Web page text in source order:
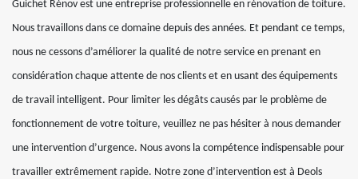
Guichet Rénov est une entreprise professionnelle en rénovation de toiture.
Nous travaillons dans ce domaine depuis des années. Et pendant ce temps,
nous ne cessons d’améliorer la qualité de notre service en prenant en
considération chaque attente de nos clients et en usant des équipements
de travail intelligent. Pour limiter les dégâts causés par le problème de
fonctionnement de votre toiture, veuillez ne pas hésiter à nous demander
une intervention d’urgence. Nous avons la compétence indispensable pour
travailler extrêmement rapide. Notre zone d’intervention est à Deols